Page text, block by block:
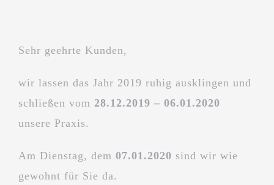
Sehr geehrte Kunden,
wir lassen das Jahr 2019 ruhig ausklingen und
schließen vom 28.12.201 9 – 06.01.2020
unsere Praxis.
Am Dienstag, dem 07.01.2020 sind wir wie
gewohnt für Sie da.